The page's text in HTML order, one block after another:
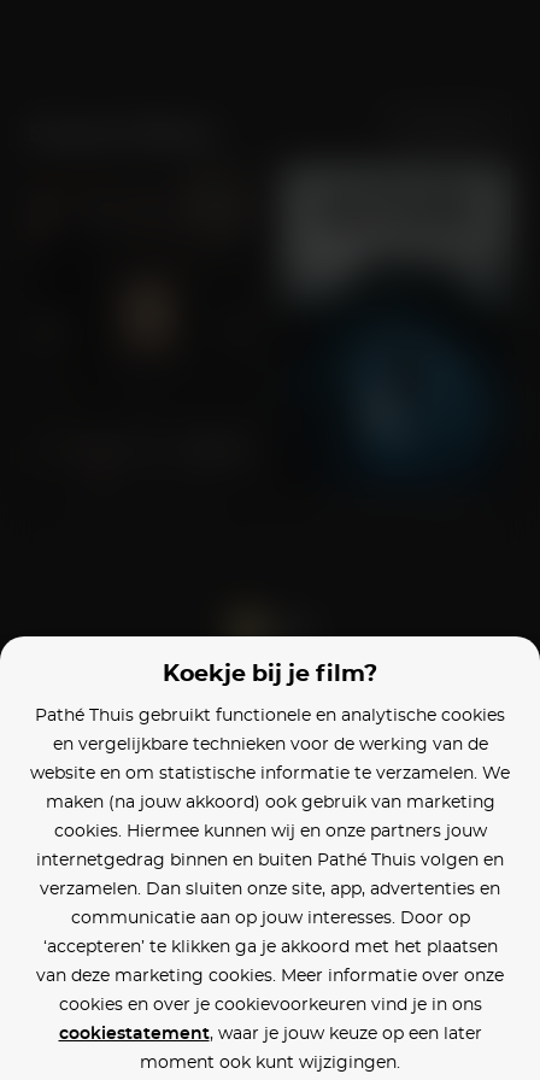
Koekje bij je film?
Pathé Thuis gebruikt functionele en analytische cookies
en vergelijkbare technieken voor de werking van de
website en om statistische informatie te verzamelen. We
maken (na jouw akkoord) ook gebruik van marketing
cookies. Hiermee kunnen wij en onze partners jouw
internetgedrag binnen en buiten Pathé Thuis volgen en
verzamelen. Dan sluiten onze site, app, advertenties en
communicatie aan op jouw interesses. Door op
‘accepteren’ te klikken ga je akkoord met het plaatsen
van deze marketing cookies. Meer informatie over onze
cookies en over je cookievoorkeuren vind je in ons
cookiestatement, waar je jouw keuze op een later
moment ook kunt wijzigingen.
Klantenservice
Betaalinstellingen
Cookie voorkeuren
Over Pathé Thuis
Bioscopen
CVD